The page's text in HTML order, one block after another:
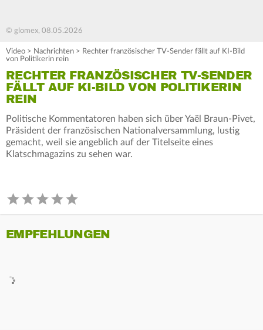
© glomex, 08.05.2026
Video > Nachrichten > Rechter französischer TV-Sender fällt auf KI-Bild
von Politikerin rein
RECHTER FRANZÖSISCHER TV-SENDER
FÄLLT AUF KI-BILD VON POLITIKERIN
REIN
Politische Kommentatoren haben sich über Yaël Braun-Pivet,
Präsident der französischen Nationalversammlung, lustig
gemacht, weil sie angeblich auf der Titelseite eines
Klatschmagazins zu sehen war.
EMPFEHLUNGEN